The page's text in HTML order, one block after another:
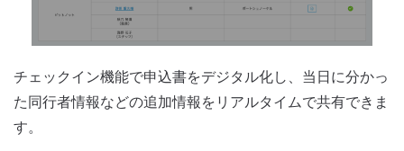
チェックイン機能で申込書をデジタル化し、当日に分かっ
た同行者情報などの追加情報をリアルタイムで共有できま
す。